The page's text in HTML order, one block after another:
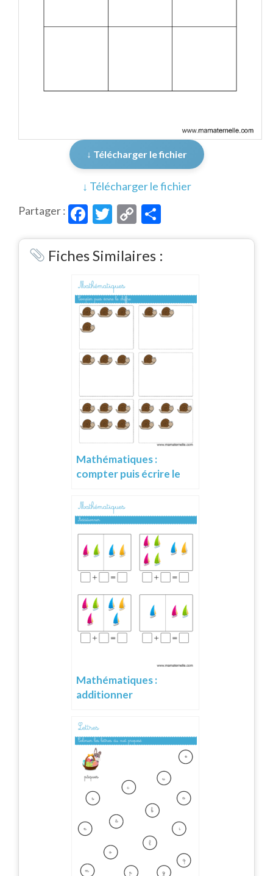
↓ Télécharger le fichier
↓ Télécharger le fichier
Partager :
Facebook
Twitter
Copy
Link
Fiches Similaires :
Mathématiques :
compter puis écrire le
Mathématiques :
additionner